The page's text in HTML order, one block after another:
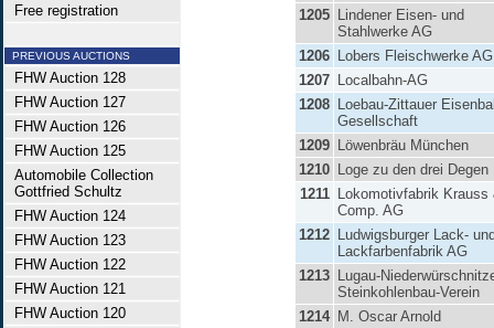
Free registration
PREVIOUS AUCTIONS
FHW Auction 128
FHW Auction 127
FHW Auction 126
FHW Auction 125
Automobile Collection
Gottfried Schultz
FHW Auction 124
FHW Auction 123
FHW Auction 122
FHW Auction 121
FHW Auction 120
1205 Lindener Eisen- und
Stahlwerke AG
1206 Lobers Fleischwerke AG
1207 Localbahn-AG
1208 Loebau-Zittauer
Gesellschaft
1209 Löwenbräu München
1210 Loge zu den drei Degen
1211
Lokomotivfabrik Krauss
Comp. AG
1212 Ludwigsburger Lack-
Lackfarbenfabrik AG
1213 Lugau-
Steinkohlenbau-Verein
1214 M. Oscar Arnold